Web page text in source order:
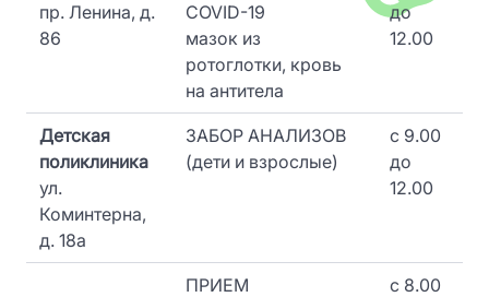
пр. Ленина, д.
86
COVID-19
мазок из
ротоглотки, кровь
на антитела
до
12.00
Детская
поликлиника
ул.
Коминтерна,
д. 18а
ЗАБОР АНАЛИЗОВ
(дети и взрослые)
c 9.00
до
12.00
ПРИЕМ
c 8.00